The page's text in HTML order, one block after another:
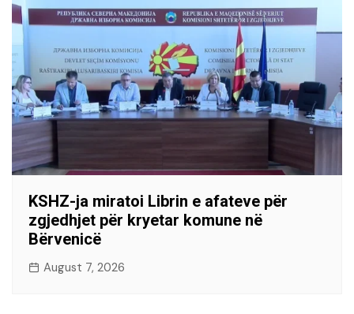
KSHZ-ja miratoi Librin e afateve për
zgjedhjet për kryetar komune në
Bërvenicë
August 7, 2026